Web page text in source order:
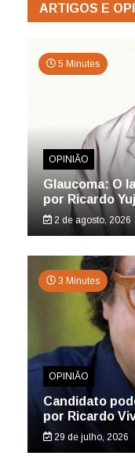
ARTIGOS E
5 Minutes
OPINIÃO
Glaucoma: O
por Ricardo
2 de agosto, 2026
3 Minutes
OPINIÃO
Candidato
por Ricardo
29 de julho, 2026